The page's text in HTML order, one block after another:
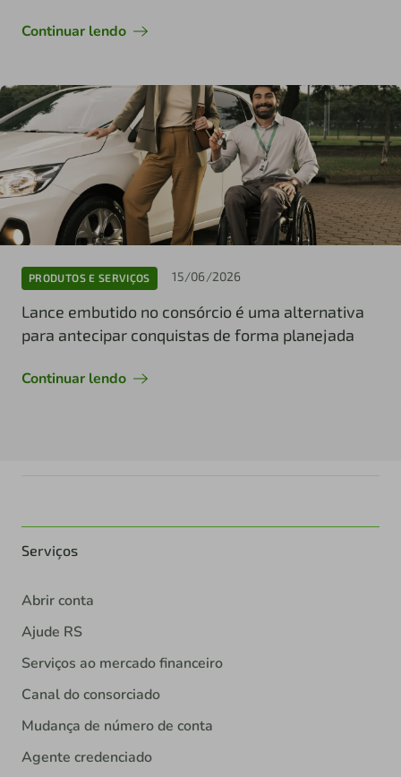
Continuar lendo
PRODUTOS E SERVIÇOS 15/06/2026
Lance embutido no consórcio é uma alternativa
para antecipar conquistas de forma planejada
Continuar lendo
Serviços
Abrir conta
Ajude RS
Serviços ao mercado financeiro
Canal do consorciado
Mudança de número de conta
Agente credenciado